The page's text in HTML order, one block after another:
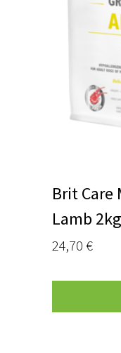
Brit Care
Lamb 2kg
24,70 €